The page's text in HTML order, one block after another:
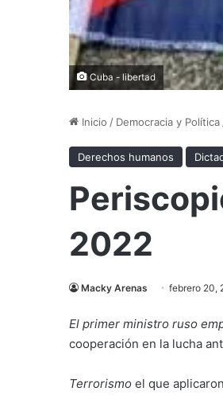
Cuba - libertad
Inicio / Democracia y Política
Derechos humanos
2022
Macky Arenas febrero 20,
El primer ministro ruso
cooperación en la lucha
Terrorismo el que